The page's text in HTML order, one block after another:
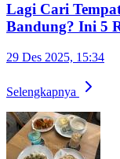
Lagi Cari
Bandung? Ini 5
29 Des 2025, 15:34
Selengkapnya